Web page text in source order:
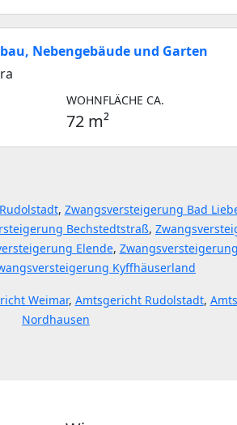
Nebengebäude und Garten
WOHNFLÄCHE CA.
72 m²
, Zwangsversteigerung Bad
Bechstedtstraß,
Elende,
Kyffhäuserland
Weimar, Amtsgericht Rudolstadt,
Nordhausen